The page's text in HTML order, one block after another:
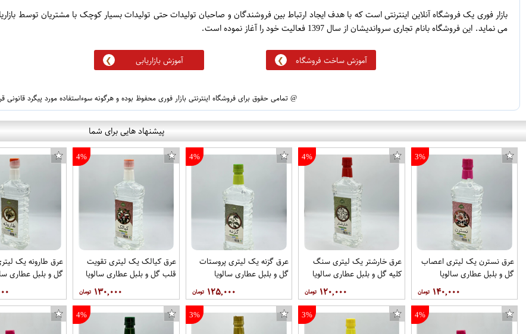
1
5
بازار فوری یک فروشگاه آنلاین اینترنتی است که با هدف ایجاد ارتباط بین فروشندگان و صاحبان تولیدات حتی تولیدات بسیار کوچک با مشتریان توسط
می نماید. این فروشگاه بانام تجاری سرواندیشان از سال 1397 فعالیت خود را آغاز نموده است.
آموزش ساخت فروشگاه آموزش بازاریابی
@ تمامی حقوق برای فروشگاه اینترنتی بازار فوری محفوظ بوده و هرگونه سوءاستفاده مورد پیگرد قانونی
پیشنهاد هایی برای شما
3%
عرق نسترن یک لیتری اعصاب
گل و بلبل عطاری سالویا
۱۴۰,۰۰۰
4%
عرق خارشتر یک لیتری سنگ
کلیه گل و بلبل عطاری سالویا
۱۲۰,۰۰۰
4%
عرق گزنه یک لیتری پروستات
گل و بلبل عطاری سالویا
۱۲۵,۰۰۰
4%
عرق کیالک یک لیتری تقویت
قلب گل و بلبل عطاری سالویا
۱۳۰,۰۰۰
عرق طارونه یک
گل و بلبل عطاری
4%
3%
3%
4%